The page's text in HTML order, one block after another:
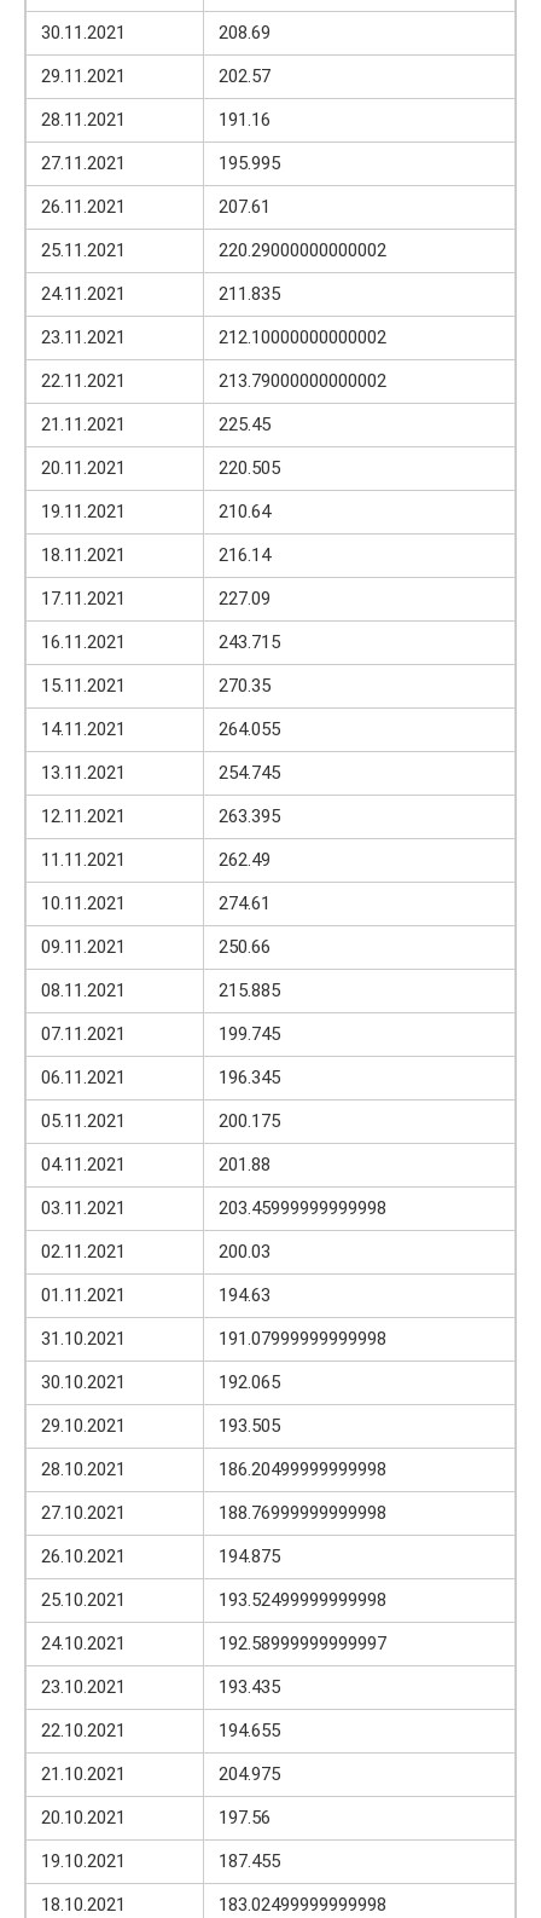
30.11.2021
208.69
29.11.2021
202.57
28.11.2021
191.16
27.11.2021
195.995
26.11.2021
207.61
25.11.2021
220.29000000000002
24.11.2021
211.835
23.11.2021
212.10000000000002
22.11.2021
213.79000000000002
21.11.2021
225.45
20.11.2021
220.505
19.11.2021
210.64
18.11.2021
216.14
17.11.2021
227.09
16.11.2021
243.715
15.11.2021
270.35
14.11.2021
264.055
13.11.2021
254.745
12.11.2021
263.395
11.11.2021
262.49
10.11.2021
274.61
09.11.2021
250.66
08.11.2021
215.885
07.11.2021
199.745
06.11.2021
196.345
05.11.2021
200.175
04.11.2021
201.88
03.11.2021
203.45999999999998
02.11.2021
200.03
01.11.2021
194.63
31.10.2021
191.07999999999998
30.10.2021
192.065
29.10.2021
193.505
28.10.2021
186.20499999999998
27.10.2021
188.76999999999998
26.10.2021
194.875
25.10.2021
193.52499999999998
24.10.2021
192.58999999999997
23.10.2021
193.435
22.10.2021
194.655
21.10.2021
204.975
20.10.2021
197.56
19.10.2021
187.455
18.10.2021
183.02499999999998